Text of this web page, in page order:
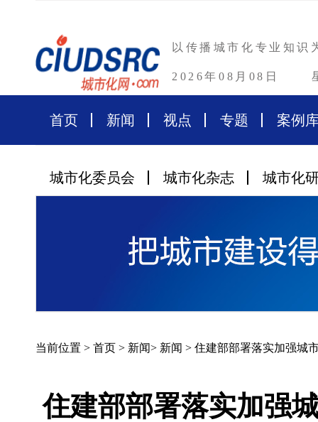
以传播城市化专业知识
2026年08月08日
首页 新闻 视点 专题 案例
城市化委员会 城市化杂志 城市化
当前位置 > 首页 > 新闻> 新闻 > 住建部部署落实加强城
住建部部署落实加强